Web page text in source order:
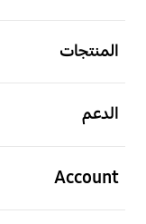
المنتجات
الدعم
Account